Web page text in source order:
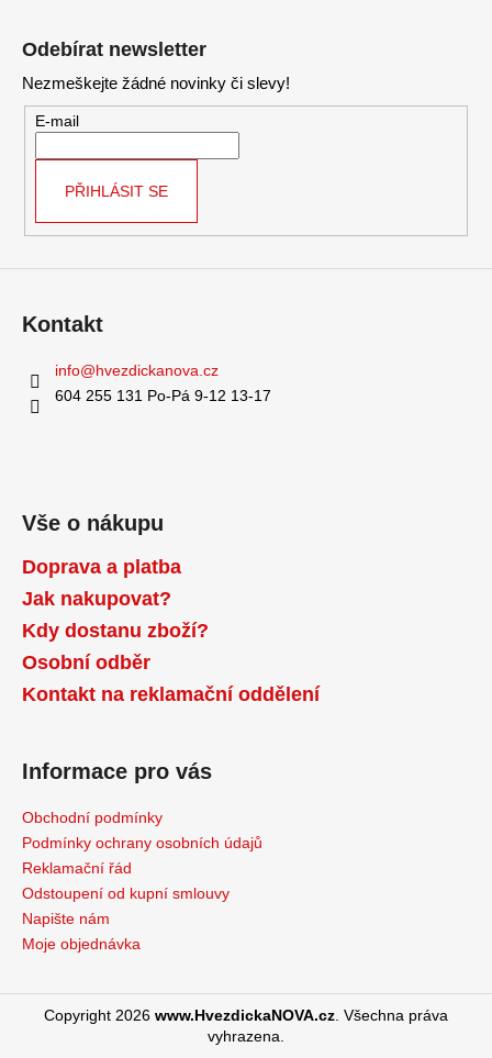
Odebírat newsletter
Nezmeškejte žádné novinky či slevy!
E-mail
PŘIHLÁSIT SE
Kontakt
info@hvezdickanova.cz
604 255 131 Po-Pá 9-12 13-17
Vše o nákupu
Doprava a platba
Jak nakupovat?
Kdy dostanu zboží?
Osobní odběr
Kontakt na reklamační oddělení
Informace pro vás
Obchodní podmínky
Podmínky ochrany osobních údajů
Reklamační řád
Odstoupení od kupní smlouvy
Napište nám
Moje objednávka
Copyright 2026 www.HvezdickaNOVA.cz . Všechna práva
vyhrazena.